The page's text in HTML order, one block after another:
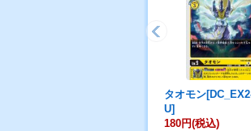
タオモン
U]
180円(税込)